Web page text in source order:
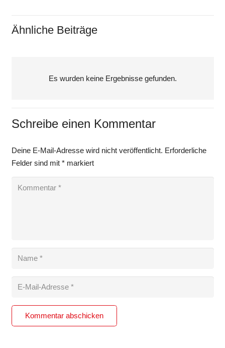
Ähnliche Beiträge
Es wurden keine Ergebnisse gefunden.
Schreibe einen Kommentar
Deine E-Mail-Adresse wird nicht veröffentlicht. Erforderliche
Felder sind mit *markiert
Kommentar abschicken